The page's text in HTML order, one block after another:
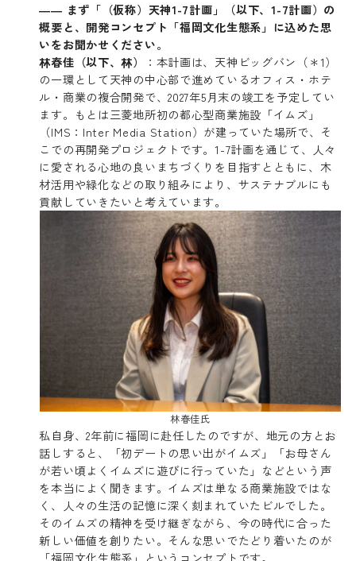
―― まず「（仮称）天神1-7計画」（以下、1-7計画）の
概要と、開発コンセプト「福岡文化生態系」に込めた思
いをお聞かせください。
林春佳（以下、林）
：本計画は、天神ビッグバン（＊1）
の一環として天神の中心部で進めているオフィス・ホテ
ル・商業の複合開発で、2027年5月末の竣工を予定してい
ます。もとは三菱地所初の都心型商業施設「イムズ」
（IMS：Inter Media Station）が建っていた場所で、そ
こでの再開発プロジェクトです。1-7計画を通じて、人々
に愛される心地の良いまちづくりを目指すとともに、木
材活用や緑化などの取り組みにより、サステナブルにも
貢献していきたいと考えています。
林春佳氏
私自身、2年前に福岡に赴任したのですが、地元の方とお
話しすると、「初デートの思い出がイムズ」「お母さん
が若い頃よくイムズに遊びに行っていた」などという声
を本当によく聞きます。イムズは単なる商業施設ではな
く、人々の生活の記憶に深く刻まれていたビルでした。
そのイムズの精神を受け継ぎながら、今の時代に合った
新しい価値を創りたい。そんな思いでたどり着いたのが
「福岡文化生態系」というコンセプトです。